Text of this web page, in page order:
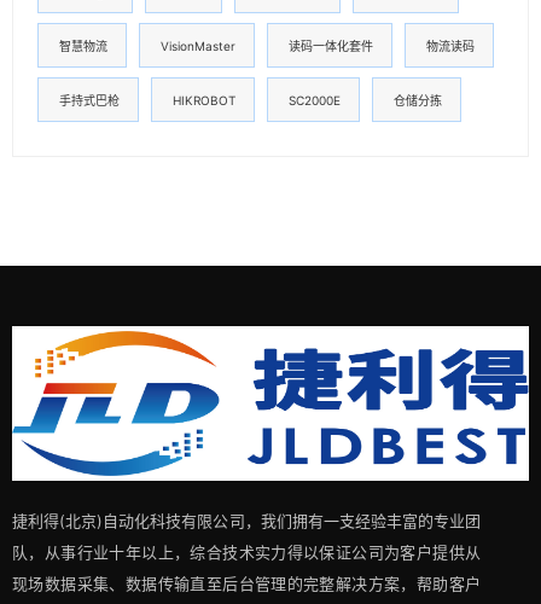
智慧物流 VisionMaster 读码一体化套件 物流读码
手持式巴枪 HIKROBOT SC2000E 仓储分拣
捷利得(北京)自动化科技有限公司，我们拥有一支经验丰富的专业团
队，从事行业十年以上，综合技术实力得以保证公司为客户提供从
现场数据采集、数据传输直至后台管理的完整解决方案，帮助客户